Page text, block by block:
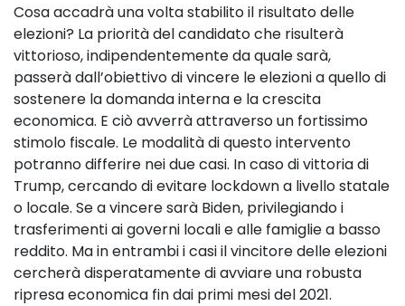
Cosa accadrà una volta stabilito il risultato delle
elezioni? La priorità del candidato che risulterà
vittorioso, indipendentemente da quale sarà,
passerà dall’obiettivo di vincere le elezioni a quello di
sostenere la domanda interna e la crescita
economica. E ciò avverrà attraverso un fortissimo
stimolo fiscale. Le modalità di questo intervento
potranno differire nei due casi. In caso di vittoria di
Trump, cercando di evitare lockdown a livello statale
o locale. Se a vincere sarà Biden, privilegiando i
trasferimenti ai governi locali e alle famiglie a basso
reddito. Ma in entrambi i casi il vincitore delle elezioni
cercherà disperatamente di avviare una robusta
ripresa economica fin dai primi mesi del 2021.